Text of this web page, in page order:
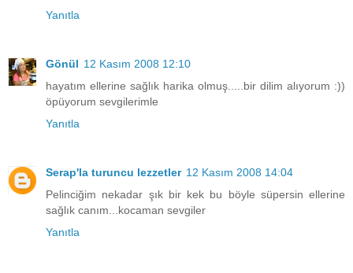
Yanıtla
Gönül 12 Kasım 2008 12:10
hayatım ellerine sağlık harika olmuş.....bir dilim alıyorum :))
öpüyorum sevgilerimle
Yanıtla
Serap'la turuncu lezzetler 12 Kasım 2008 14:04
Pelinciğim nekadar şık bir kek bu böyle süpersin ellerine
sağlık canım...kocaman sevgiler
Yanıtla